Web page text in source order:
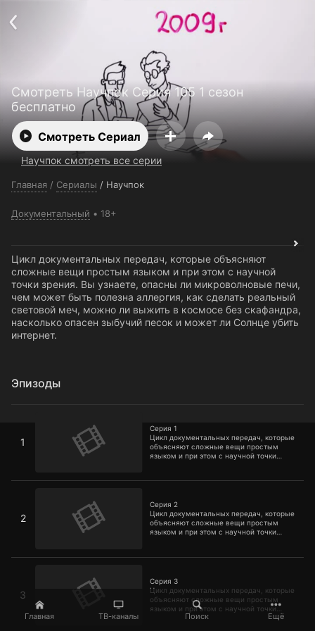
Главная ТВ-каналы Поиск Ещё
Смотреть Научпок Серия 105 1 сезон
бесплатно
Смотреть Сериал
Научпок смотреть все серии
Главная / Сериалы / Научпок
Документальный 18+
Цикл документальных передач, которые объясняют
сложные вещи простым языком и при этом с научной
точки зрения. Вы узнаете, опасны ли микроволновые печи,
чем может быть полезна аллергия, как сделать реальный
световой меч, можно ли выжить в космосе без скафандра,
насколько опасен зыбучий песок и может ли Солнце убить
интернет.
Эпизоды
1
Серия 1
Цикл документальных передач, которые
объясняют сложные вещи простым
языком и при этом с научной точки
полезна аллергия, как сделать
выжить в космосе без скафандра,
насколько опасен зыбучий песок и
может ли Солнце убить интернет.
2
Серия 2
Цикл документальных передач, которые
объясняют сложные вещи простым
языком и при этом с научной точки
полезна аллергия, как сделать
выжить в космосе без скафандра,
насколько опасен зыбучий песок и
может ли Солнце убить интернет.
3
Серия 3
Цикл документальных передач, которые
объясняют сложные вещи простым
языком и при этом с научной точки
зрения. Вы узнаете, опасны ли
Политика конфиденциальности
Открыть приложение
Ввести промокод
Установить на ТВ
Бесплатные каналы Контакты